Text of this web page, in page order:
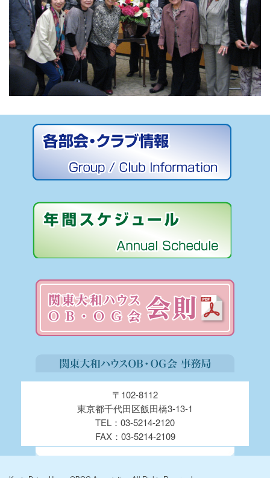
〒102-8112
東京都千代田区飯田橋3-13-1
TEL：03-5214-2120
FAX：03-5214-2109